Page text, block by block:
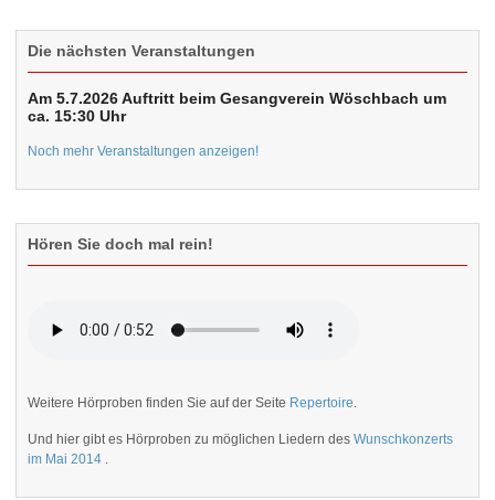
Die nächsten Veranstaltungen
Am 5.7.2026 Auftritt beim Gesangverein Wöschbach um
ca. 15:30 Uhr
Noch mehr Veranstaltungen anzeigen!
Hören Sie doch mal rein!
Weitere Hörproben finden Sie auf der Seite Repertoire.
Und hier gibt es Hörproben zu möglichen Liedern des Wunschkonzerts
im Mai 2014 .